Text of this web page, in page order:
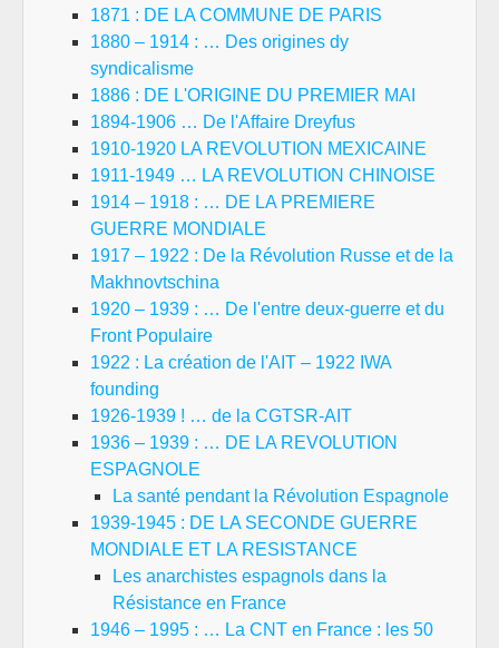
1871 : DE LA COMMUNE DE PARIS
1880 – 1914 : … Des origines dy
syndicalisme
1886 : DE L'ORIGINE DU PREMIER MAI
1894-1906 … De l'Affaire Dreyfus
1910-1920 LA REVOLUTION MEXICAINE
1911-1949 … LA REVOLUTION CHINOISE
1914 – 1918 : … DE LA PREMIERE
GUERRE MONDIALE
1917 – 1922 : De la Révolution Russe et de la
Makhnovtschina
1920 – 1939 : … De l'entre deux-guerre et du
Front Populaire
1922 : La création de l'AIT – 1922 IWA
founding
1926-1939 ! … de la CGTSR-AIT
1936 – 1939 : … DE LA REVOLUTION
ESPAGNOLE
La santé pendant la Révolution Espagnole
1939-1945 : DE LA SECONDE GUERRE
MONDIALE ET LA RESISTANCE
Les anarchistes espagnols dans la
Résistance en France
1946 – 1995 : … La CNT en France : les 50